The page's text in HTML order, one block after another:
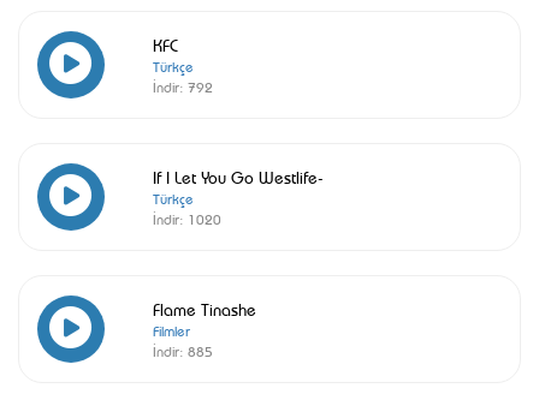
KFC
Türkçe
İndir: 792
If I Let You Go Westlife-
Türkçe
İndir: 1020
Flame Tinashe
Filmler
İndir: 885